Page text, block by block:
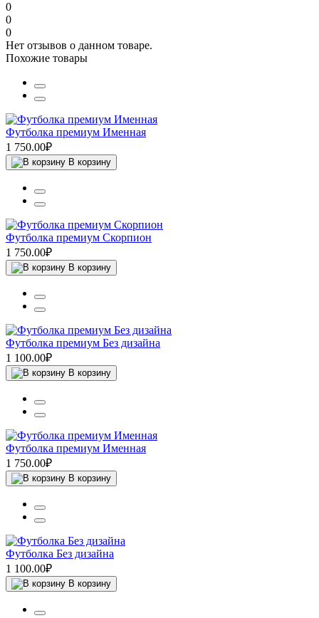
0
0
0
Нет отзывов о данном товаре.
Похожие товары
Футболка премиум Именная
1 750.00₽
В корзину
Футболка премиум Скорпион
1 750.00₽
В корзину
Футболка премиум Без дизайна
1 100.00₽
В корзину
Футболка премиум Именная
1 750.00₽
В корзину
Футболка Без дизайна
1 100.00₽
В корзину